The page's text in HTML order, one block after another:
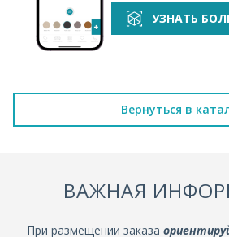
УЗНАТЬ
Вернуться в
ВАЖНАЯ
При размещении заказа